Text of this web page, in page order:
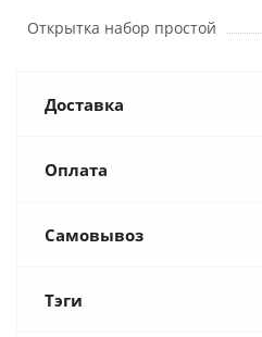
Открытка набор простой
Доставка
Оплата
Самовывоз
Тэги